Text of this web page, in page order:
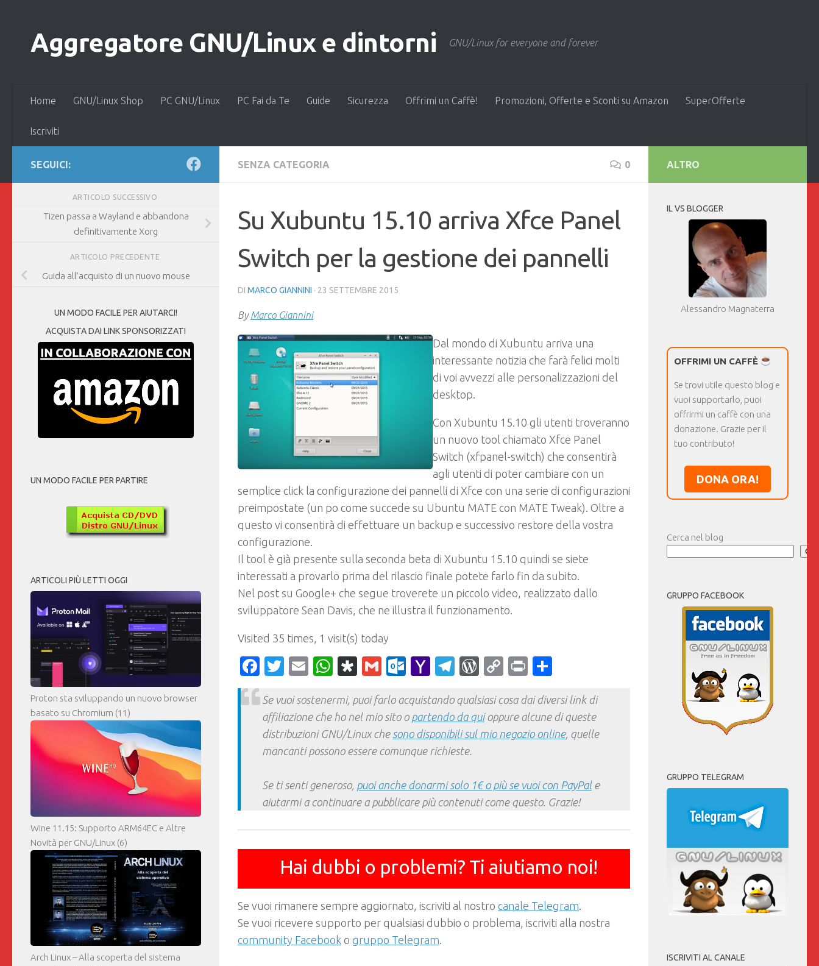
Aggregatore GNU/Linux e dintorni GNU/Linux for everyone and forever
Home GNU/Linux Shop PC GNU/Linux PC Fai da Te Guide Sicurezza Offrimi un Caffè! Promozioni, Offerte e Sconti su Amazon SuperOfferte
Iscriviti
SENZA CATEGORIA 0
Su Xubuntu 15.10 arriva Xfce Panel
Switch per la gestione dei pannelli
DI MARCO GIANNINI · 23 SETTEMBRE 2015
ByMarco Giannini
Dal mondo di Xubuntu arriva una
interessante notizia che farà felici molti
di voi avvezzi alle personalizzazioni del
desktop.
Con Xubuntu 15.10 gli utenti troveranno
un nuovo tool chiamato Xfce Panel
Switch (xfpanel-switch) che consentirà
agli utenti di poter cambiare con un
semplice click la configurazione dei pannelli di Xfce con una serie di configurazioni
preimpostate (un po come succede su Ubuntu MATE con MATE Tweak). Oltre a
questo vi consentirà di effettuare un backup e successivo restore della vostra
configurazione.
Il tool è già presente sulla seconda beta di Xubuntu 15.10 quindi se siete
interessati a provarlo prima del rilascio finale potete farlo fin da subito.
Nel post su Google+ che segue troverete un piccolo video, realizzato dallo
sviluppatore Sean Davis, che ne illustra il funzionamento.
Visited 35 times, 1 visit(s) today
Facebook
Twitter
EmailWhatsApp
Diaspora
GmailOutlook.com
YahooTelegram
WordPress
CopyPrint
Se vuoi sostenermi, puoi farlo acquistando qualsiasi cosa dai diversi link di
affiliazione che ho nel mio sito o partendo da quioppure alcune di queste
distribuzioni GNU/Linux che sono disponibili sul mio negozio online, quelle
mancanti possono essere comunque richieste.
Se ti senti generoso, puoi anche donarmi solo 1€ o più se vuoi con PayPale
aiutarmi a continuare a pubblicare più contenuti come questo. Grazie!
Hai dubbi o problemi? Ti aiutiamo noi!
Se vuoi rimanere sempre aggiornato, iscriviti al nostro canale Telegram.
Se vuoi ricevere supporto per qualsiasi dubbio o problema, iscriviti alla nostra
community Facebook o gruppo Telegram.
SEGUICI:
ARTICOLO SUCCESSIVO
Tizen passa a Wayland e abbandona
definitivamente Xorg
ARTICOLO PRECEDENTE
Guida all’acquisto di un nuovo mouse
UN MODO FACILE PER AIUTARCI!
ACQUISTA DAI LINK SPONSORIZZATI
UN MODO FACILE PER PARTIRE
ARTICOLI PIÙ LETTI OGGI
Proton sta sviluppando un nuovo browser
basato su Chromium (11)
Wine 11.15: Supporto ARM64EC e Altre
Novità per GNU/Linux (6)
Arch Linux – Alla scoperta del sistema
ALTRO
IL VS BLOGGER
Alessandro Magnaterra
OFFRIMI UN CAFFÈ
Se trovi utile questo blog e
vuoi supportarlo, puoi
offrirmi un caffè con una
donazione. Grazie per il
tuo contributo!
DONA ORA!
Cerca nel blog
GRUPPO FACEBOOK
GRUPPO TELEGRAM
ISCRIVITI AL CANALE